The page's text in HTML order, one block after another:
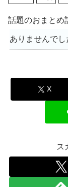
話題のおまとめ
ありませんでし
X
ス